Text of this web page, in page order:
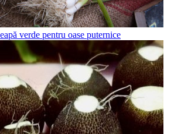
verde pentru oase puternice